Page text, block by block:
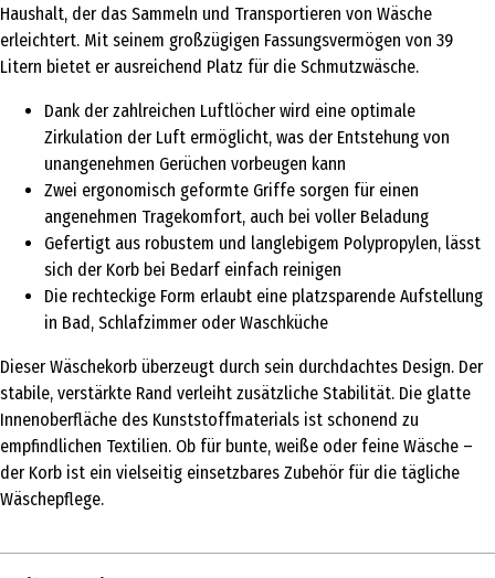
Haushalt, der das Sammeln und Transportieren von Wäsche
erleichtert. Mit seinem großzügigen Fassungsvermögen von 39
Litern bietet er ausreichend Platz für die Schmutzwäsche.
Dank der zahlreichen Luftlöcher wird eine optimale
Zirkulation der Luft ermöglicht, was der Entstehung von
unangenehmen Gerüchen vorbeugen kann
Zwei ergonomisch geformte Griffe sorgen für einen
angenehmen Tragekomfort, auch bei voller Beladung
Gefertigt aus robustem und langlebigem Polypropylen, lässt
sich der Korb bei Bedarf einfach reinigen
Die rechteckige Form erlaubt eine platzsparende Aufstellung
in Bad, Schlafzimmer oder Waschküche
Dieser Wäschekorb überzeugt durch sein durchdachtes Design. Der
stabile, verstärkte Rand verleiht zusätzliche Stabilität. Die glatte
Innenoberfläche des Kunststoffmaterials ist schonend zu
empfindlichen Textilien. Ob für bunte, weiße oder feine Wäsche –
der Korb ist ein vielseitig einsetzbares Zubehör für die tägliche
Wäschepflege.